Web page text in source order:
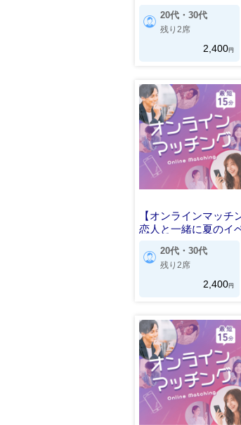
20代・30代
残り2席
2,400円
【オンラインマッチ
恋人と一緒に夏のイ
20代・30代
残り2席
2,400円